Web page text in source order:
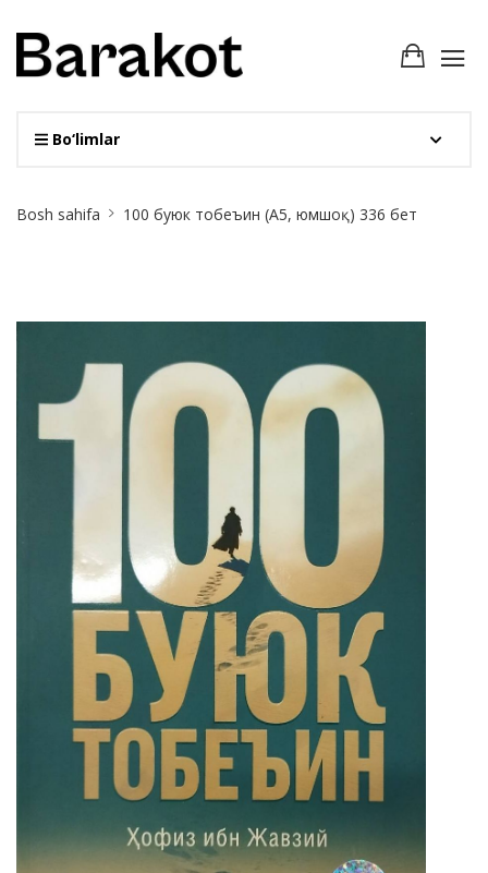
Bo‘limlar
Breadcrumb
Bosh sahifa 100 буюк тобеъин (А5, юмшоқ) 336 бет